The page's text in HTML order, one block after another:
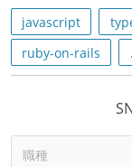
javascript
ruby-on-rails
職種